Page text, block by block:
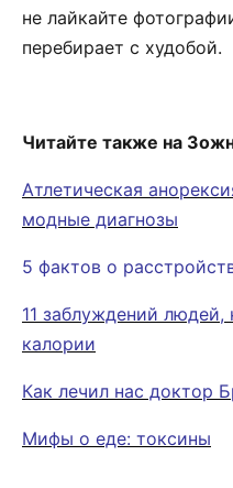
не лайкайте
перебирает с худобой.
Читайте также на
Атлетическая
модные диагнозы
5 фактов о
11 заблуждений людей,
калории
Как лечил нас доктор
Мифы о еде: токсины